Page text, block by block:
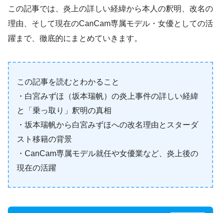
この記事では、炎上の詳しい経緯から本人の釈明、改名の
理由、そして現在のCanCam専属モデル・女優としての活
躍まで、徹底的にまとめていきます。
この記事を読むとわかること
・白宮みずほ（坂本瑞帆）の炎上事件の詳しい経緯
と「乗っ取り」釈明の真相
・坂本瑞帆から白宮みずほへの改名理由とスターダ
スト移籍の背景
・CanCam専属モデル就任や女優業など、炎上後の
現在の活躍